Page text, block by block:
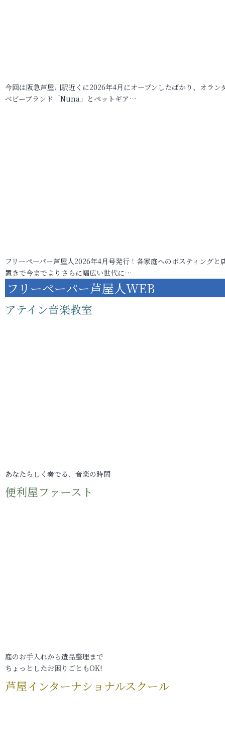
今回は阪急芦屋川駅近くに2026年4月にオープンしたばかり、オラン
ベビーブランド「Nuna」とペットギア…
フリーペーパー芦屋人2026年4月号発行！各家庭へのポスティングと
置きで今までよりさらに幅広い世代に…
フリーペーパー芦屋人WEB
アテイン音楽教室
あなたらしく奏でる、音楽の時間
便利屋ファースト
庭のお手入れから遺品整理まで
ちょっとしたお困りごともOK!
芦屋インターナショナルスクール